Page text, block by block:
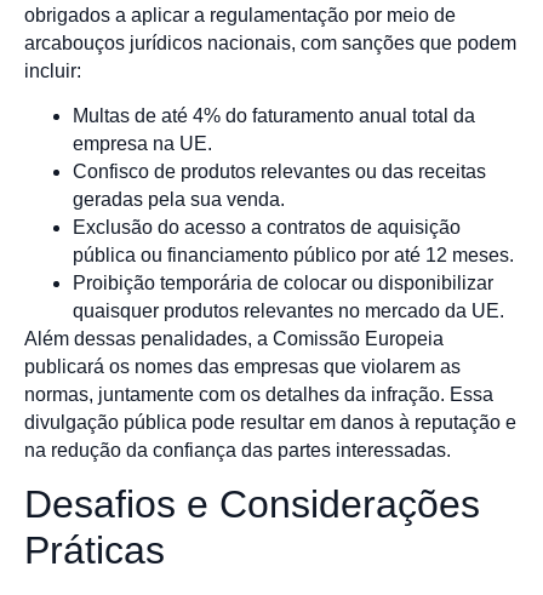
obrigados a aplicar a regulamentação por meio de
arcabouços jurídicos nacionais, com sanções que podem
incluir:
Multas de até 4% do faturamento anual total da
empresa na UE.
Confisco de produtos relevantes ou das receitas
geradas pela sua venda.
Exclusão do acesso a contratos de aquisição
pública ou financiamento público por até 12 meses.
Proibição temporária de colocar ou disponibilizar
quaisquer produtos relevantes no mercado da UE.
Além dessas penalidades, a Comissão Europeia
publicará os nomes das empresas que violarem as
normas, juntamente com os detalhes da infração. Essa
divulgação pública pode resultar em danos à reputação e
na redução da confiança das partes interessadas.
Desafios e Considerações
Práticas